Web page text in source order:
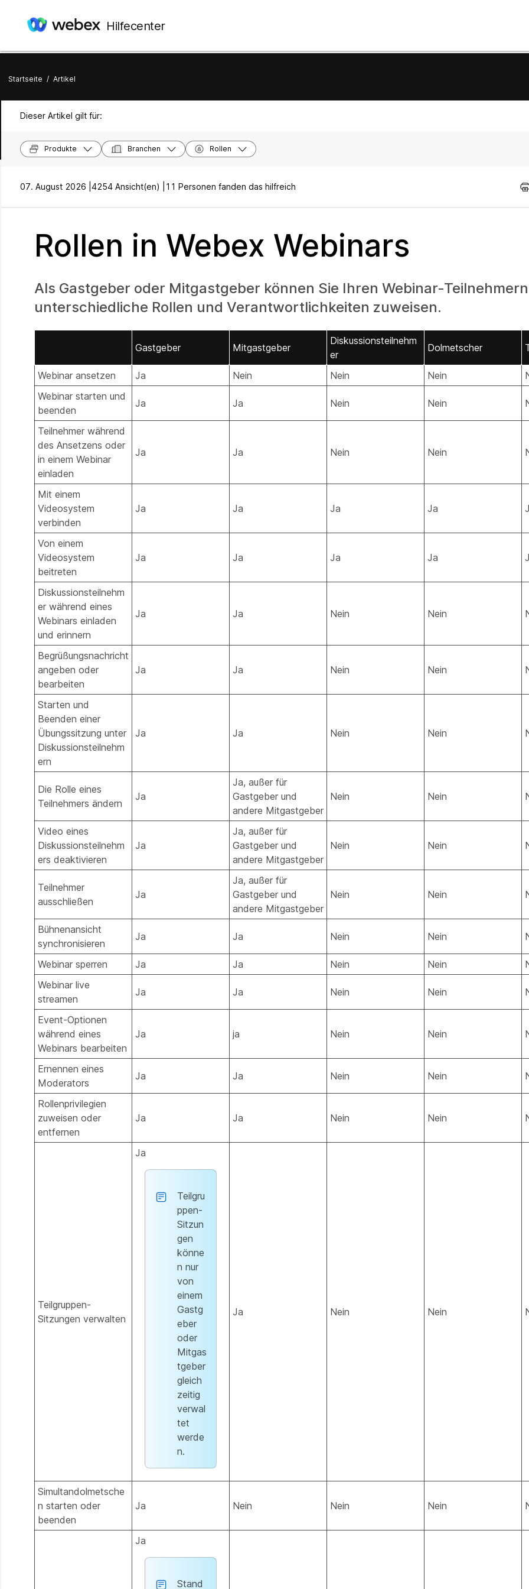
Hilfecenter
Startseite / Artikel
Dieser Artikel gilt für:
Produkte Branchen Rollen
07. August 2026 | 4254 Ansicht(en) | 11 Personen fanden das hilfreich
Rollen in Webex Webinars
Als Gastgeber oder Mitgastgeber können Sie Ihren Webinar-Teilnehmern
unterschiedliche Rollen und Verantwortlichkeiten zuweisen.
Gastgeber Mitgastgeber
Diskussionsteilnehm
er
Dolmetscher
Webinar ansetzen Ja Nein Nein Nein
Webinar starten und
beenden
Ja Ja Nein Nein
Teilnehmer während
des Ansetzens oder
in einem Webinar
einladen
Ja Ja Nein Nein
Mit einem
Videosystem
verbinden
Ja Ja Ja Ja
Von einem
Videosystem
beitreten
Ja Ja Ja Ja
Diskussionsteilnehm
er während eines
Webinars einladen
und erinnern
Ja Ja Nein Nein
Begrüßungsnachricht
angeben oder
bearbeiten
Ja Ja Nein Nein
Starten und
Beenden einer
Übungssitzung unter
Diskussionsteilnehm
ern
Ja Ja Nein Nein
Die Rolle eines
Teilnehmers ändern
Ja
Ja, außer für
Gastgeber und
andere Mitgastgeber
Nein Nein
Video eines
Diskussionsteilnehm
ers deaktivieren
Ja
Ja, außer für
Gastgeber und
andere Mitgastgeber
Nein Nein
Teilnehmer
ausschließen
Ja
Ja, außer für
Gastgeber und
andere Mitgastgeber
Nein Nein
Bühnenansicht
synchronisieren
Ja Ja Nein Nein
Webinar sperren Ja Ja Nein Nein
Webinar live
streamen
Ja Ja Nein Nein
Event-Optionen
während eines
Webinars bearbeiten
Ja ja Nein Nein
Ernennen eines
Moderators
Ja Ja Nein Nein
Rollenprivilegien
zuweisen oder
entfernen
Ja Ja Nein Nein
Teilgruppen-
Sitzungen verwalten
Ja
Teilgru
ppen-
Sitzun
gen
könne
n nur
von
einem
Gastg
eber
oder
Mitgas
tgeber
gleich
zeitig
verwal
tet
werde
n.
Ja Nein Nein
Simultandolmetsche
n starten oder
beenden
Ja Nein Nein Nein
Ja
Stand